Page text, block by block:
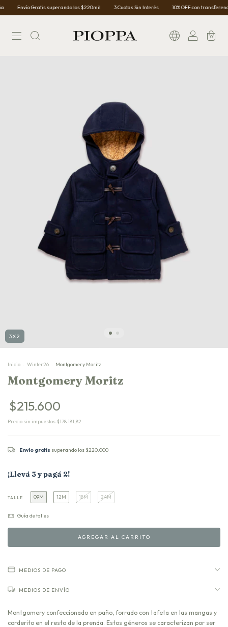
Envío Gratis superando los $220mil 3 Cuotas Sin Interés 10% OFF con transferencia
0
3X2
Inicio . Winter26 . Montgomery Moritz
Montgomery Moritz
$215.600
Precio sin impuestos $178.181,82
Envío gratis superando los $220.000
¡Llevá 3 y pagá 2!
TALLE 09M 12M 18M 24M
Guía de talles
MEDIOS DE PAGO
MEDIOS DE ENVÍO
Montgomery confeccionado en paño, forrado con tafeta en las mangas y
corderito en el resto de la prenda. Estos géneros se caracterizan por ser